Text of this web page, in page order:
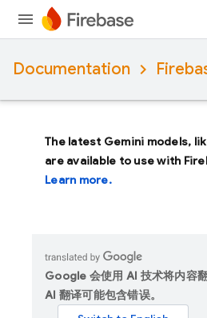
Documentation
The latest Gemini models,
are available to use with
Learn more.
Google 会使用 AI 技术将内容
AI 翻译可能包含错误。